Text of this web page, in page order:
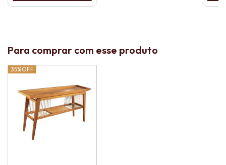
Para comprar com esse produto
35%OFF